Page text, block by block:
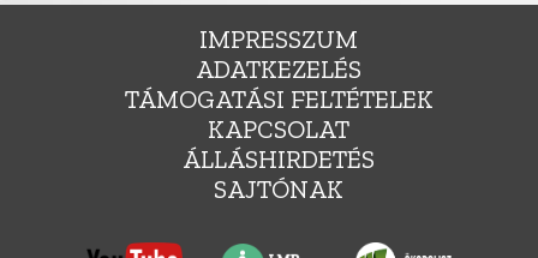
IMPRESSZUM
ADATKEZELÉS
TÁMOGATÁSI FELTÉTELEK
KAPCSOLAT
ÁLLÁSHIRDETÉS
SAJTÓNAK